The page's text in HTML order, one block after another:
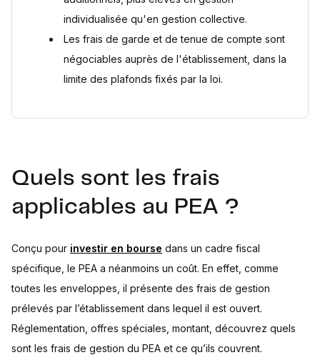
individualisée qu'en gestion collective.
Les frais de garde et de tenue de compte sont
négociables auprès de l'établissement, dans la
limite des plafonds fixés par la loi.
Quels sont les frais
applicables au PEA ?
Conçu pour investir en bourse dans un cadre fiscal
spécifique, le PEA a néanmoins un coût. En effet, comme
toutes les enveloppes, il présente des frais de gestion
prélevés par l’établissement dans lequel il est ouvert.
Réglementation, offres spéciales, montant, découvrez quels
sont les frais de gestion du PEA et ce qu’ils couvrent.